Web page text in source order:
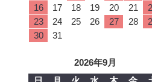
16
17 18 19 20 21
23
24 25 26 27 28
30
31
2026年9月